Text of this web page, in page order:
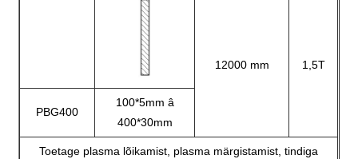
12000 mm 1,5T
PBG400
100*5mm â
400*30mm
Toetage plasma lõikamist, plasma märgistamist, tindiga